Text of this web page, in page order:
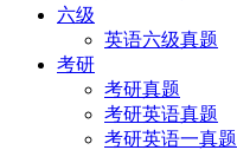
六级
英语六级真题
考研
考研真题
考研英语真题
考研英语一真题